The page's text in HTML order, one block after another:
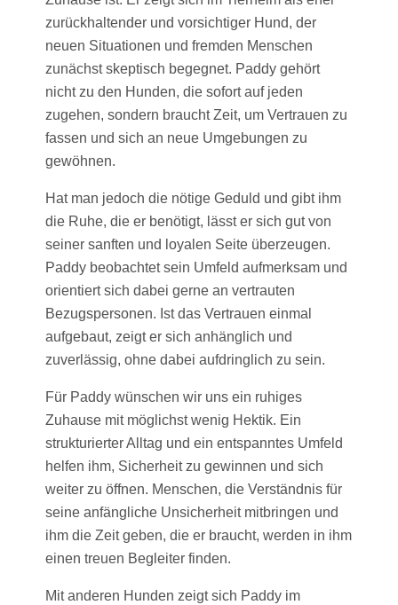
zurückhaltender und vorsichtiger Hund, der
neuen Situationen und fremden Menschen
zunächst skeptisch begegnet. Paddy gehört
nicht zu den Hunden, die sofort auf jeden
zugehen, sondern braucht Zeit, um Vertrauen zu
fassen und sich an neue Umgebungen zu
gewöhnen.
Hat man jedoch die nötige Geduld und gibt ihm
die Ruhe, die er benötigt, lässt er sich gut von
seiner sanften und loyalen Seite überzeugen.
Paddy beobachtet sein Umfeld aufmerksam und
orientiert sich dabei gerne an vertrauten
Bezugspersonen. Ist das Vertrauen einmal
aufgebaut, zeigt er sich anhänglich und
zuverlässig, ohne dabei aufdringlich zu sein.
Für Paddy wünschen wir uns ein ruhiges
Zuhause mit möglichst wenig Hektik. Ein
strukturierter Alltag und ein entspanntes Umfeld
helfen ihm, Sicherheit zu gewinnen und sich
weiter zu öffnen. Menschen, die Verständnis für
seine anfängliche Unsicherheit mitbringen und
ihm die Zeit geben, die er braucht, werden in ihm
einen treuen Begleiter finden.
Mit anderen Hunden zeigt sich Paddy im